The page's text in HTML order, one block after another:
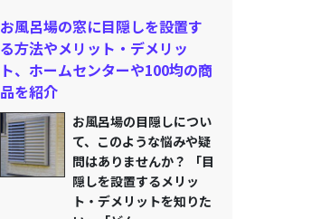
お風呂場の窓に目隠しを設置す
る方法やメリット・デメリッ
ト、ホームセンターや100均の商
品を紹介
お風呂場の目隠しについ
て、このような悩みや疑
問はありませんか？ 「目
隠しを設置するメリッ
ト・デメリットを知りた